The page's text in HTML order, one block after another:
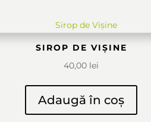
SIROP DE VIȘINE
40,00 lei
Adaugă în coș